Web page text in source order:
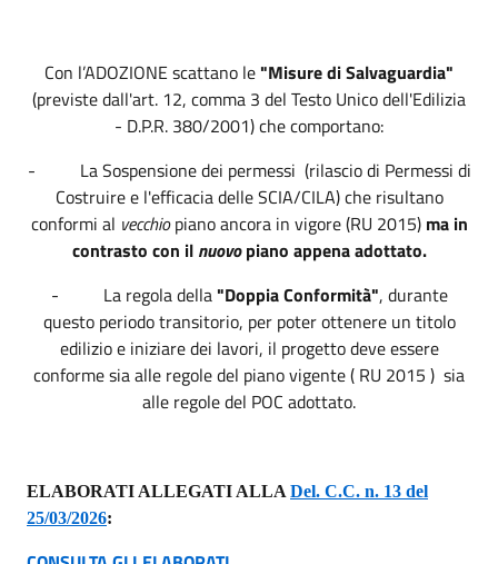
Con l’ADOZIONE scattano le"Misure di Salvaguardia"
(previste dall'art. 12, comma 3 del Testo Unico dell'Edilizia
- D.P.R. 380/2001) che comportano:
- La Sospensione dei permessi (rilascio di Permessi di
Costruire e l'efficacia delle SCIA/CILA) che risultano
conformi al vecchiopiano ancora in vigore (RU 2015) ma in
contrasto con il nuovopiano appena adottato.
- La regola della"Doppia Conformità", durante
questo periodo transitorio, per poter ottenere un titolo
edilizio e iniziare dei lavori, il progetto deve essere
conforme sia alle regole del piano vigente ( RU 2015 ) sia
alle regole del POC adottato.
ELABORATI ALLEGATI ALLA Del. C.C. n. 13 del
25/03/2026: